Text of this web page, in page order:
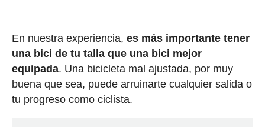
En nuestra experiencia, es más importante tener
una bici de tu talla que una bici mejor
equipada. Una bicicleta mal ajustada, por muy
buena que sea, puede arruinarte cualquier salida o
tu progreso como ciclista.